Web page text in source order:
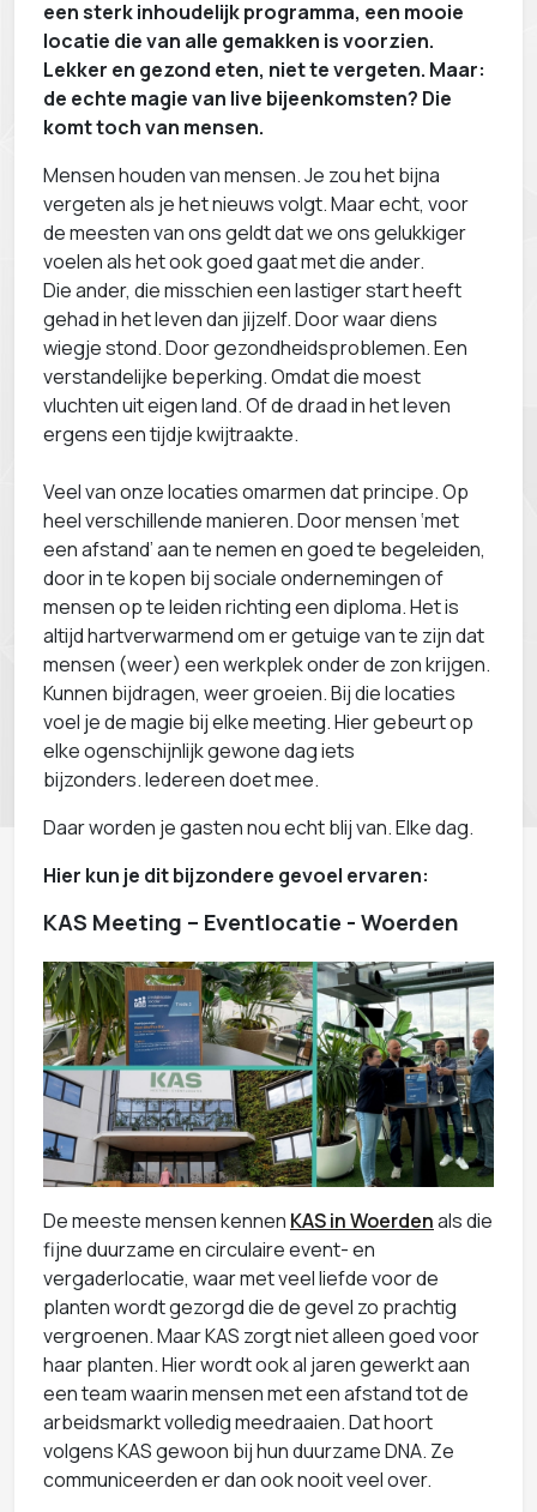
een sterk inhoudelijk programma, een mooie
locatie die van alle gemakken is voorzien.
Lekker en gezond eten, niet te vergeten. Maar:
de echte magie van live bijeenkomsten? Die
komt toch van mensen.
Mensen houden van mensen. Je zou het bijna
vergeten als je het nieuws volgt. Maar echt, voor
de meesten van ons geldt dat we ons gelukkiger
voelen als het ook goed gaat met die ander.
Die ander, die misschien een lastiger start heeft
gehad in het leven dan jijzelf. Door waar diens
wiegje stond. Door gezondheidsproblemen. Een
verstandelijke beperking. Omdat die moest
vluchten uit eigen land. Of de draad in het leven
ergens een tijdje kwijtraakte.
Veel van onze locaties omarmen dat principe. Op
heel verschillende manieren. Door mensen ‘met
een afstand’ aan te nemen en goed te begeleiden,
door in te kopen bij sociale ondernemingen of
mensen op te leiden richting een diploma. Het is
altijd hartverwarmend om er getuige van te zijn dat
mensen (weer) een werkplek onder de zon krijgen.
Kunnen bijdragen, weer groeien. Bij die locaties
voel je de magie bij elke meeting. Hier gebeurt op
elke ogenschijnlijk gewone dag iets
bijzonders. Iedereen doet mee.
Daar worden je gasten nou echt blij van. Elke dag.
Hier kun je dit bijzondere gevoel ervaren:
KAS Meeting – Eventlocatie - Woerden
De meeste mensen kennen KAS in Woerdenals die
fijne duurzame en circulaire event- en
vergaderlocatie, waar met veel liefde voor de
planten wordt gezorgd die de gevel zo prachtig
vergroenen. Maar KAS zorgt niet alleen goed voor
haar planten. Hier wordt ook al jaren gewerkt aan
een team waarin mensen met een afstand tot de
arbeidsmarkt volledig meedraaien. Dat hoort
volgens KAS gewoon bij hun duurzame DNA. Ze
communiceerden er dan ook nooit veel over.